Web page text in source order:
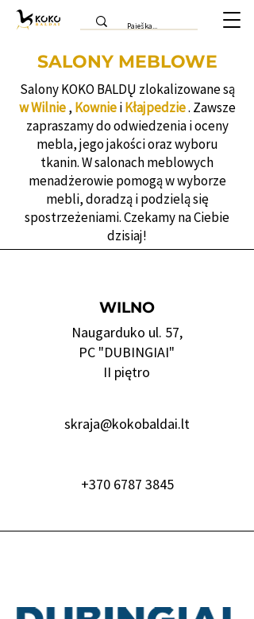
SALONY MEBLOWE
Salony KOKO BALDŲ zlokalizowane są
w Wilnie, KownieiKłajpedzie. Zawsze
zapraszamy do odwiedzenia i oceny
mebla, jego jakości oraz wyboru
tkanin. W salonach meblowych
menadżerowie pomogą w wyborze
mebli, doradzą i podzielą się
spostrzeżeniami. Czekamy na Ciebie
dzisiaj!
WILNO
Naugarduko ul. 57,
PC "DUBINGIAI"
II piętro
skraja@kokobaldai.lt
+370 6787 3845